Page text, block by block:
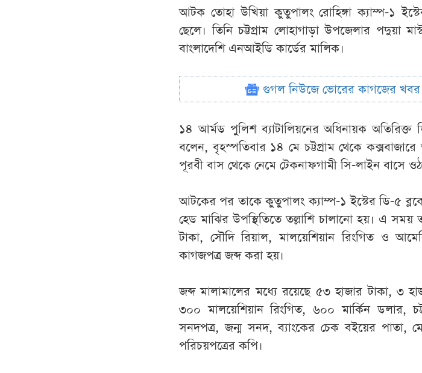
আটক তোহা উখিয়া কুতুপালং রোহিঙ্গা ক্যাম্প-১
ছেলে। তিনি চট্টগ্রাম লোহাগাড়া উপজেলার পদুয়া
বাংলাদেশি এনআইডি কার্ডের মালিক।
গুগল নিউজে ভোরের কাগজের
১৪ আর্মড পুলিশ ব্যাটালিয়নের অধিনায়ক
বলেন, বৃহস্পতিবার ১৪ মে চট্টগ্রাম থেকে
পূরবী বাস থেকে নেমে টেকনাফগামী সি-লাইন বাসে
আটকের পর তাকে কুতুপালং ক্যাম্প-১ ইস্টের ডি-৫ ব্লকে
হেড মাঝির উপস্থিতিতে তল্লাশি চালানো হয়। এ সময়
টাকা, সৌদি রিয়াল, মালয়েশিয়ান রিংগিত ও
কাগজপত্র জব্দ করা হয়।
জব্দ মালামালের মধ্যে রয়েছে ৫৩ হাজার টাকা, ৩
৩০০ মালয়েশিয়ান রিংগিত, ৬০০ মার্কিন ডলার,
সনদপত্র, জন্ম সনদ, ব্যাংকের চেক বইয়ের
পরিচয়পত্রের কপি।